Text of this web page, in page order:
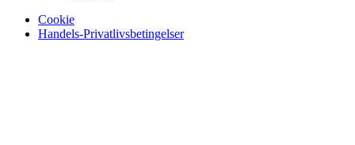
Cookie
Handels-Privatlivsbetingelser